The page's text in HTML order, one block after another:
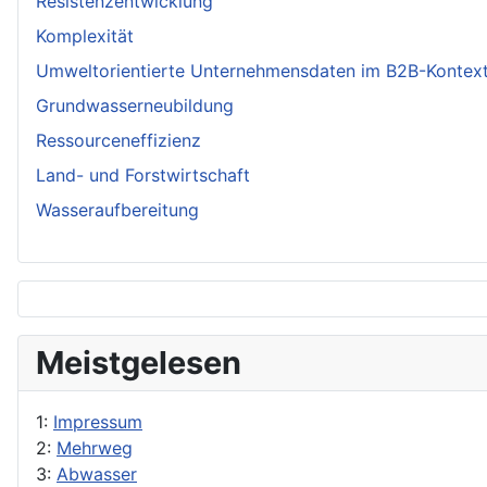
Komplexität
Umweltorientierte Unternehmensdaten im B2B-
Grundwasserneubildung
Ressourceneffizienz
Land- und Forstwirtschaft
Wasseraufbereitung
Meistgelesen
1: Impressum
2: Mehrweg
3: Abwasser